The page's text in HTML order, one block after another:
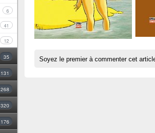
6
41
12
35
131
268
320
176
Soyez le premier à commenter cet